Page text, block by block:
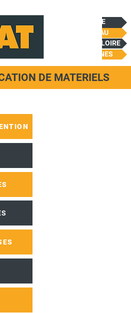
CHEMILLE
BEAUPREAU
CHALONNES/LOIRE
TREMENTINES
DE MATERIELS